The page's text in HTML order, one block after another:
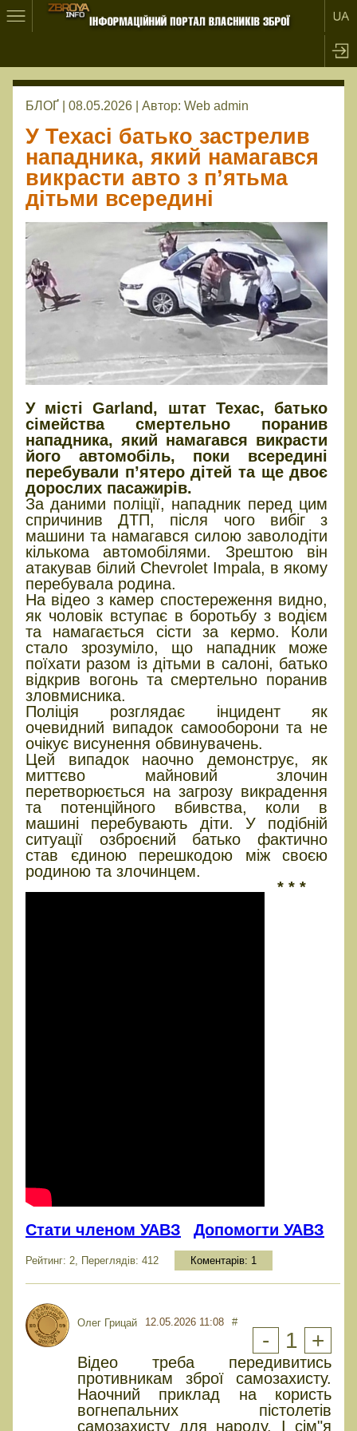
БЛОҐ | 08.05.2026 | Автор: Web admin
У Техасі батько застрелив
нападника, який намагався
викрасти авто з п’ятьма
дітьми всередині
У місті Garland, штат Техас, батько
сімейства смертельно поранив
нападника, який намагався викрасти
його автомобіль, поки всередині
перебували п’ятеро дітей та ще двоє
дорослих пасажирів.
За даними поліції, нападник перед цим
спричинив ДТП, після чого вибіг з
машини та намагався силою заволодіти
кількома автомобілями. Зрештою він
атакував білий Chevrolet Impala, в якому
перебувала родина.
На відео з камер спостереження видно,
як чоловік вступає в боротьбу з водієм
та намагається сісти за кермо. Коли
стало зрозуміло, що нападник може
поїхати разом із дітьми в салоні, батько
відкрив вогонь та смертельно поранив
зловмисника.
Поліція розглядає інцидент як
очевидний випадок самооборони та не
очікує висунення обвинувачень.
Цей випадок наочно демонструє, як
миттєво майновий злочин
перетворюється на загрозу викрадення
та потенційного вбивства, коли в
машині перебувають діти. У подібній
ситуації озброєний батько фактично
став єдиною перешкодою між своєю
родиною та злочинцем.
* * *
Стати членом УАВЗ Допомогти УАВЗ
Рейтинг: 2, Переглядів: 412 Коментарів: 1
Олег Грицай 12.05.2026 11:08 #
- 1 +
Відео треба передивитись
противникам зброї самозахисту.
Наочний приклад на користь
вогнепальних пістолетів
самозахисту для народу. І сім"я